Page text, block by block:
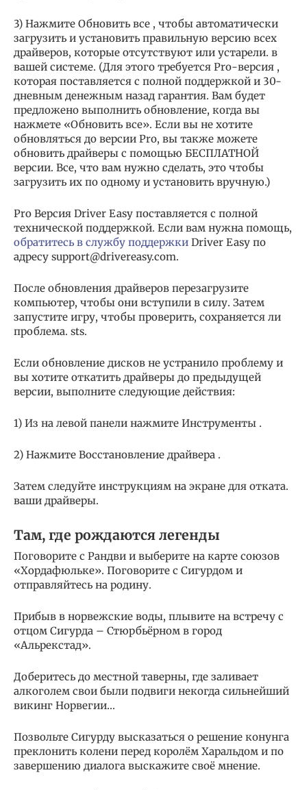
3) Нажмите Обновить все , чтобы автоматически
загрузить и установить правильную версию всех
драйверов, которые отсутствуют или устарели. в
вашей системе. (Для этого требуется Pro-версия ,
которая поставляется с полной поддержкой и 30-
дневным денежным назад гарантия. Вам будет
предложено выполнить обновление, когда вы
нажмете «Обновить все». Если вы не хотите
обновляться до версии Pro, вы также можете
обновить драйверы с помощью БЕСПЛАТНОЙ
версии. Все, что вам нужно сделать, это чтобы
загрузить их по одному и установить вручную.)
Pro Версия Driver Easy поставляется с полной
технической поддержкой. Если вам нужна помощь,
обратитесь в службу поддержки Driver Easy по
адресу support@drivereasy.com.
После обновления драйверов перезагрузите
компьютер, чтобы они вступили в силу. Затем
запустите игру, чтобы проверить, сохраняется ли
проблема. sts.
Если обновление дисков не устранило проблему и
вы хотите откатить драйверы до предыдущей
версии, выполните следующие действия:
1) Из на левой панели нажмите Инструменты .
2) Нажмите Восстановление драйвера .
Затем следуйте инструкциям на экране для отката.
ваши драйверы.
Там, где рождаются легенды
Поговорите с Рандви и выберите на карте союзов
«Хордафюльке». Поговорите с Сигурдом и
отправляйтесь на родину.
Прибыв в норвежские воды, плывите на встречу с
отцом Сигурда – Стюрбьёрном в город
«Альрекстад».
Доберитесь до местной таверны, где заливает
алкоголем свои были подвиги некогда сильнейший
викинг Норвегии…
Позвольте Сигурду высказаться о решение конунга
преклонить колени перед королём Харальдом и по
завершению диалога выскажите своё мнение.